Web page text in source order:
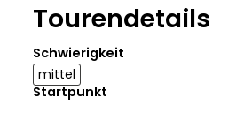
Tourendetails
Schwierigkeit
mittel
Startpunkt